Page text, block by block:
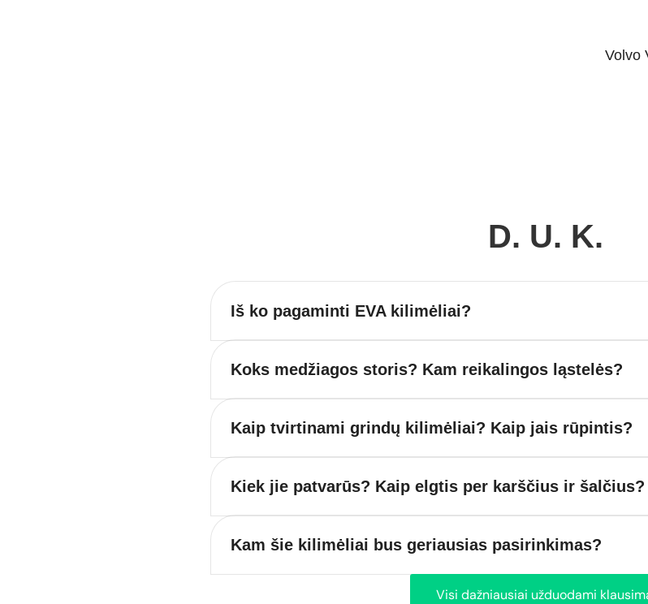
Volvo
D. U. K.
Iš ko pagaminti EVA kilimėliai?
Koks medžiagos storis? Kam reikalingos ląstelės?
Kaip tvirtinami grindų kilimėliai? Kaip jais rūpintis?
Kiek jie patvarūs? Kaip elgtis per karščius ir šalčius?
Kam šie kilimėliai bus geriausias pasirinkimas?
Visi dažniausiai užduodami